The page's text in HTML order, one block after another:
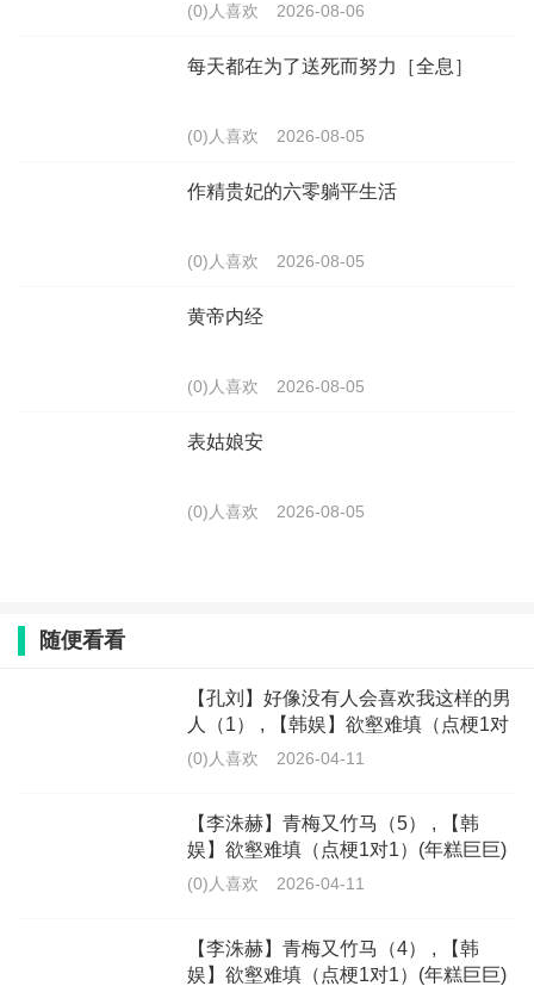
(0)人喜欢 2026-08-06
每天都在为了送死而努力［全息］
(0)人喜欢 2026-08-05
作精贵妃的六零躺平生活
(0)人喜欢 2026-08-05
黄帝内经
(0)人喜欢 2026-08-05
表姑娘安
(0)人喜欢 2026-08-05
随便看看
【孔刘】好像没有人会喜欢我这样的男
人（1） , 【韩娱】欲壑难填（点梗1对
1）(年糕巨巨)
(0)人喜欢 2026-04-11
【李洙赫】青梅又竹马（5） , 【韩
娱】欲壑难填（点梗1对1）(年糕巨巨)
(0)人喜欢 2026-04-11
【李洙赫】青梅又竹马（4） , 【韩
娱】欲壑难填（点梗1对1）(年糕巨巨)